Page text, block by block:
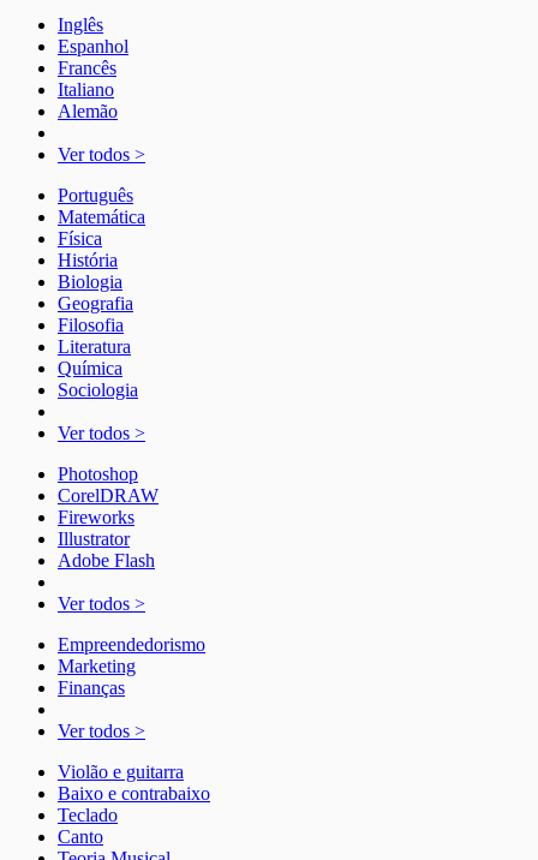
Inglês
Espanhol
Francês
Italiano
Alemão
Ver todos >
Português
Matemática
Física
História
Biologia
Geografia
Filosofia
Literatura
Química
Sociologia
Ver todos >
Photoshop
CorelDRAW
Fireworks
Illustrator
Adobe Flash
Ver todos >
Empreendedorismo
Marketing
Finanças
Ver todos >
Violão e guitarra
Baixo e contrabaixo
Teclado
Canto